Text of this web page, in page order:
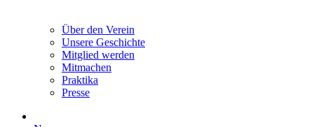
Über den Verein
Unsere Geschichte
Mitglied werden
Mitmachen
Praktika
Presse